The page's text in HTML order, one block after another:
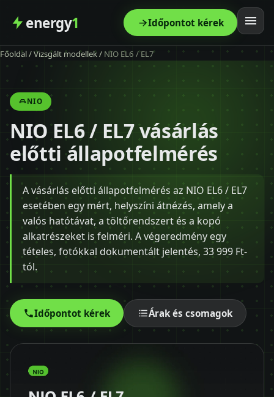
energy1 Időpontot kérek
Főoldal
Szolgáltatás
Árak
Modellek
Kapcsolat
Blog
+36 30 680 7511
Főoldal/Vizsgált modellek/ NIO EL6 / EL7
NIO
NIO EL6 / EL7 vásárlás
előtti állapotfelmérés
A vásárlás előtti állapotfelmérés az NIO EL6 / EL7
esetében egy mért, helyszíni átnézés, amely a
valós hatótávat, a töltőrendszert és a kopó
alkatrészeket is felméri. A végeredmény egy
tételes, fotókkal dokumentált jelentés, 33 999 Ft-
tól.
Időpontot kérek Árak és csomagok